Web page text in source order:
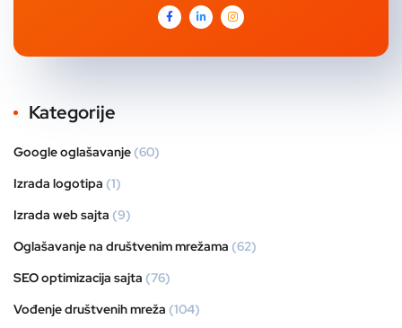
Kategorije
Google oglašavanje (60)
Izrada logotipa (1)
Izrada web sajta (9)
Oglašavanje na društvenim mrežama (62)
SEO optimizacija sajta (76)
Vođenje društvenih mreža (104)